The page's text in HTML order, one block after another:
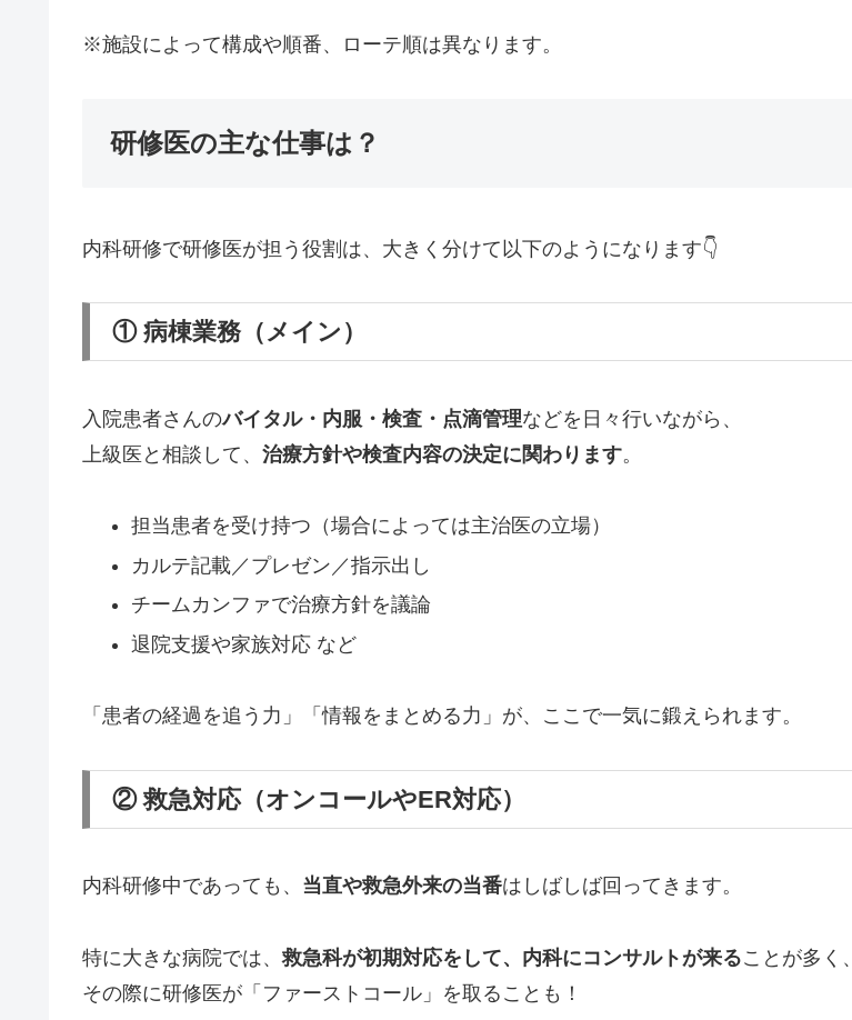
※施設によって構成や順番、ローテ順は異なります。
研修医の主な仕事は？
内科研修で研修医が担う役割は、大きく分けて以下のようになります👇
① 病棟業務（メイン）
入院患者さんのバイタル・内服・検査・点滴管理などを日々行いながら、
上級医と相談して、 治療方針や検査内容の決定に関わります。
担当患者を受け持つ（場合によっては主治医の立場）
カルテ記載／プレゼン／指示出し
チームカンファで治療方針を議論
退院支援や家族対応 など
「患者の経過を追う力」「情報をまとめる力」が、ここで一気に鍛えられます。
② 救急対応（オンコールやER対応）
内科研修中であっても、 当直や救急外来の当番はしばしば回ってきます。
特に大きな病院では、救急科が初期対応をして、内科にコンサルトが来ることが多く、
その際に研修医が「ファーストコール」を取ることも！